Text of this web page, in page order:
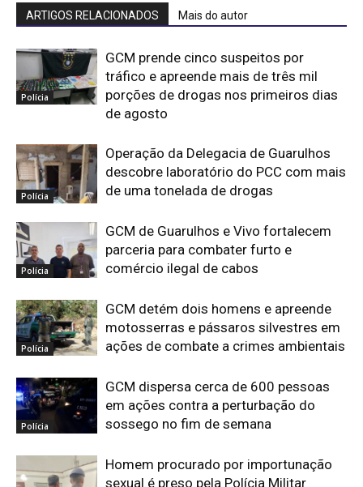
ARTIGOS RELACIONADOS Mais do autor
Polícia
GCM prende cinco suspeitos por
tráfico e apreende mais de três mil
porções de drogas nos primeiros dias
de agosto
Polícia
Operação da Delegacia de Guarulhos
descobre laboratório do PCC com mais
de uma tonelada de drogas
Polícia
GCM de Guarulhos e Vivo fortalecem
parceria para combater furto e
comércio ilegal de cabos
Polícia
GCM detém dois homens e apreende
motosserras e pássaros silvestres em
ações de combate a crimes ambientais
Polícia
GCM dispersa cerca de 600 pessoas
em ações contra a perturbação do
sossego no fim de semana
Homem procurado por importunação
sexual é preso pela Polícia Militar